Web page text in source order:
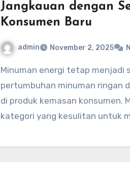
Jangkauan dengan
Konsumen Baru
admin November 2, 2025
Minuman energi tetap menjadi salah satu bintang
pertumbuhan minuman ringan
di produk kemasan konsumen.
kategori yang kesulitan untuk